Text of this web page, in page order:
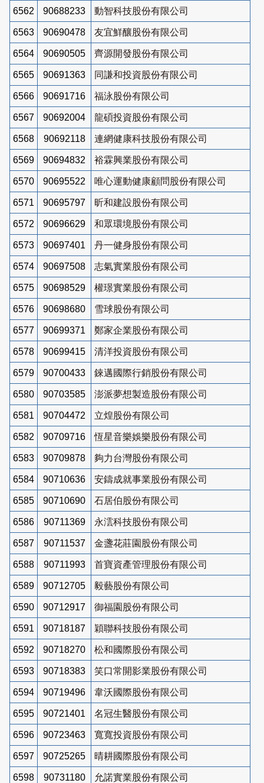
6562 90688233 動智科技股份有限公司
6563 90690478 友宜鮮釀股份有限公司
6564 90690505 齊源開發股份有限公司
6565 90691363 同謙和投資股份有限公司
6566 90691716 福泳股份有限公司
6567 90692004 龍碩投資股份有限公司
6568 90692118 連網健康科技股份有限公司
6569 90694832 裕霖興業股份有限公司
6570 90695522 唯心運動健康顧問股份有限公司
6571 90695797 昕和建設股份有限公司
6572 90696629 和眾環境股份有限公司
6573 90697401 丹一健身股份有限公司
6574 90697508 志氣實業股份有限公司
6575 90698529 權璟實業股份有限公司
6576 90698680 雪球股份有限公司
6577 90699371 鄭家企業股份有限公司
6578 90699415 清洋投資股份有限公司
6579 90700433 錸邁國際行銷股份有限公司
6580 90703585 澎派夢想製造股份有限公司
6581 90704472 立煌股份有限公司
6582 90709716 恆星音樂娛樂股份有限公司
6583 90709878 夠力台灣股份有限公司
6584 90710636 安鑄成就事業股份有限公司
6585 90710690 石居伯股份有限公司
6586 90711369 永澐科技股份有限公司
6587 90711537 金盞花莊園股份有限公司
6588 90711993 首寶資產管理股份有限公司
6589 90712705 毅藝股份有限公司
6590 90712917 御福園股份有限公司
6591 90718187 穎聯科技股份有限公司
6592 90718270 松和國際股份有限公司
6593 90718383 笑口常開影業股份有限公司
6594 90719496 韋沃國際股份有限公司
6595 90721401 名冠生醫股份有限公司
6596 90723463 寬寬投資股份有限公司
6597 90725265 晴耕國際股份有限公司
6598 90731180 允諾實業股份有限公司